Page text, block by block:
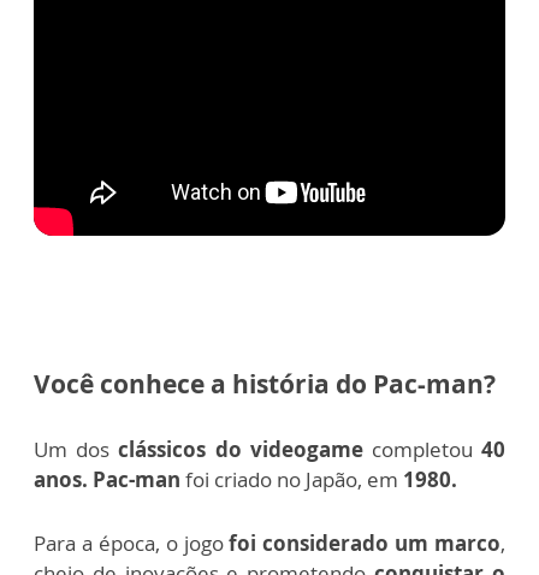
Você conhece a história do Pac-man?
Um dos clássicos do videogamecompletou40
anos. Pac-man foi criado no Japão, em 1980.
Para a época, o jogofoi considerado um marco,